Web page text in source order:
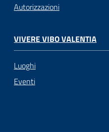
Autorizzazioni
VIVERE VIBO VALENTIA
Luoghi
Eventi